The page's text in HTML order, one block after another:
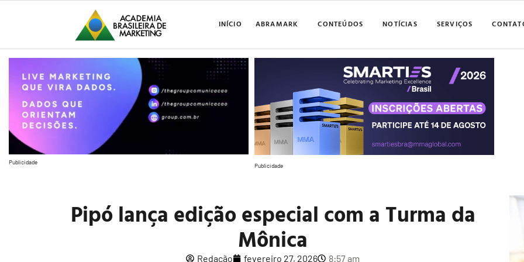
INÍCIO ABRAMARK CONTEÚDOS NOTÍCIAS SERVIÇOS
Publicidade Publicidade
Pipó lança edição especial com a Turma da
Mônica
Redação fevereiro 27, 2026 8:57 am